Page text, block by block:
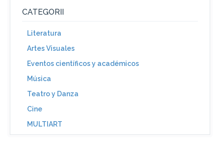
CATEGORII
Literatura
Artes Visuales
Eventos científicos y académicos
Música
Teatro y Danza
Cine
MULTIART